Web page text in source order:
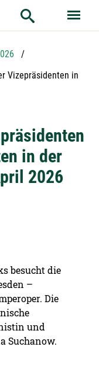
Vizepräsidenten in
in der
2026
besucht die
–
Die
und
Suchanow.